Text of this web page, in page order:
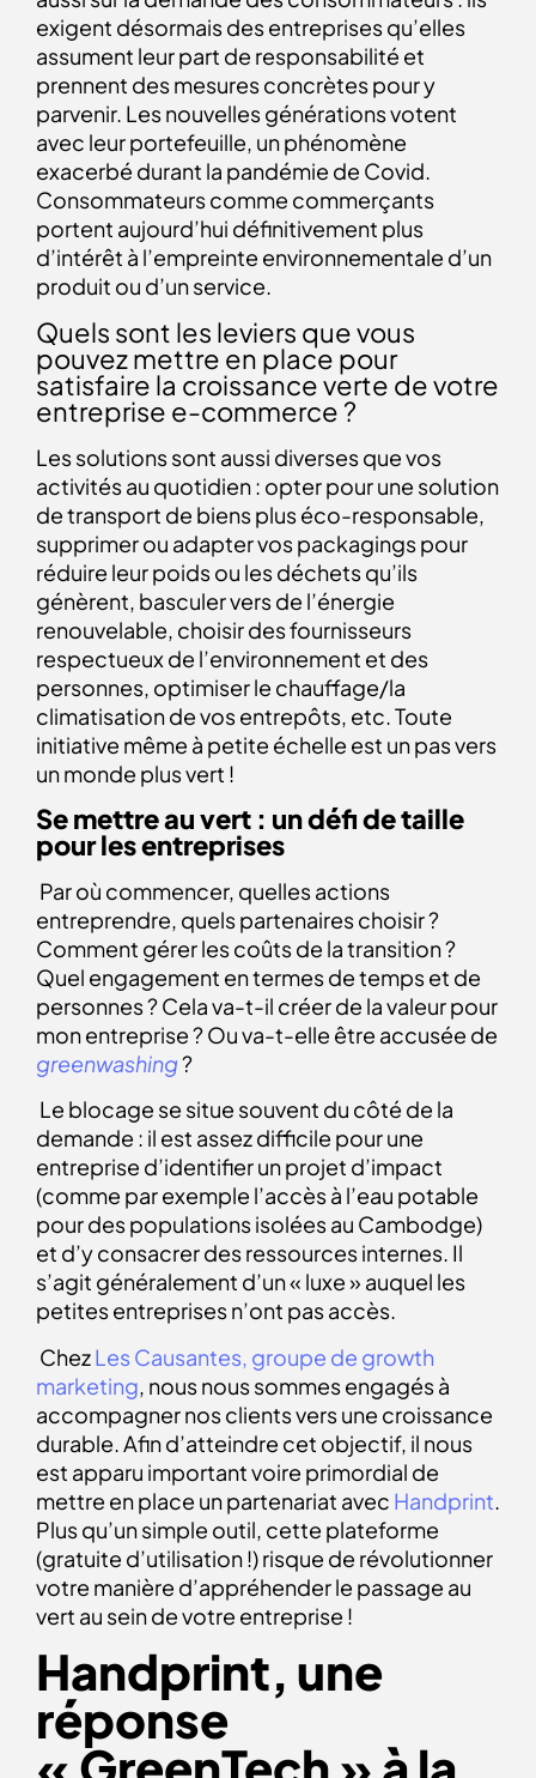
exigent désormais des entreprises qu’elles
assument leur part de responsabilité et
prennent des mesures concrètes pour y
parvenir. Les nouvelles générations votent
avec leur portefeuille, un phénomène
exacerbé durant la pandémie de Covid.
Consommateurs comme commerçants
portent aujourd’hui définitivement plus
d’intérêt à l’empreinte environnementale d’un
produit ou d’un service.
Quels sont les leviers que vous
pouvez mettre en place pour
satisfaire la croissance verte de votre
entreprise e-commerce ?
Les solutions sont aussi diverses que vos
activités au quotidien : opter pour une solution
de transport de biens plus éco-responsable,
supprimer ou adapter vos packagings pour
réduire leur poids ou les déchets qu’ils
génèrent, basculer vers de l’énergie
renouvelable, choisir des fournisseurs
respectueux de l’environnement et des
personnes, optimiser le chauffage/la
climatisation de vos entrepôts, etc. Toute
initiative même à petite échelle est un pas vers
un monde plus vert !
Se mettre au vert : un défi de taille
pour les entreprises
Par où commencer, quelles actions
entreprendre, quels partenaires choisir ?
Comment gérer les coûts de la transition ?
Quel engagement en termes de temps et de
personnes? Cela va-t-il créer de la valeur pour
mon entreprise ? Ou va-t-elle être accusée de
greenwashing?
Le blocage se situe souvent du côté de la
demande : il est assez difficile pour une
entreprise d’identifier un projet d’impact
(comme par exemple l’accès à l’eau potable
pour des populations isolées au Cambodge)
et d’y consacrer des ressources internes. Il
s’agit généralement d’un « luxe » auquel les
petites entreprises n’ont pas accès.
ChezLes Causantes, groupe de growth
marketing, nous nous sommes engagés à
accompagner nos clients vers une croissance
durable. Afin d’atteindre cet objectif, il nous
est apparu important voire primordial de
mettre en place un partenariat avec Handprint.
Plus qu’un simple outil, cette plateforme
(gratuite d’utilisation !) risque de révolutionner
votre manière d’appréhender le passage au
vert au sein de votre entreprise !
Handprint, une
réponse